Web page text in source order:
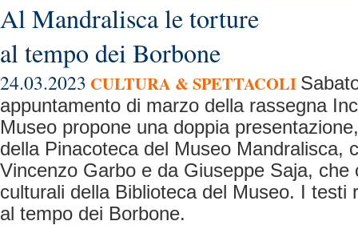
Al Mandralisca le torture
al tempo dei Borbone
24.03.2023 CULTURA & SPETTACOLI
appuntamento di marzo della rassegna
Museo propone una doppia
della Pinacoteca del Museo Mandralisca,
Vincenzo Garbo e da Giuseppe Saja, che
culturali della Biblioteca del Museo. I testi
al tempo dei Borbone.